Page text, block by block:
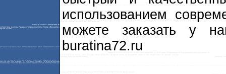
использованием
можете заказать у
buratina72.ru